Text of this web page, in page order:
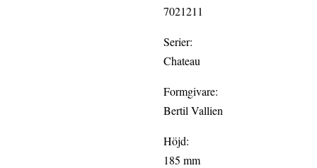
7021211
Serier:
Chateau
Formgivare:
Bertil Vallien
Höjd:
185 mm